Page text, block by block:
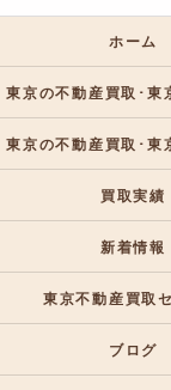
ホーム
買取実績
新着情報
東京不動産買取
ブログ